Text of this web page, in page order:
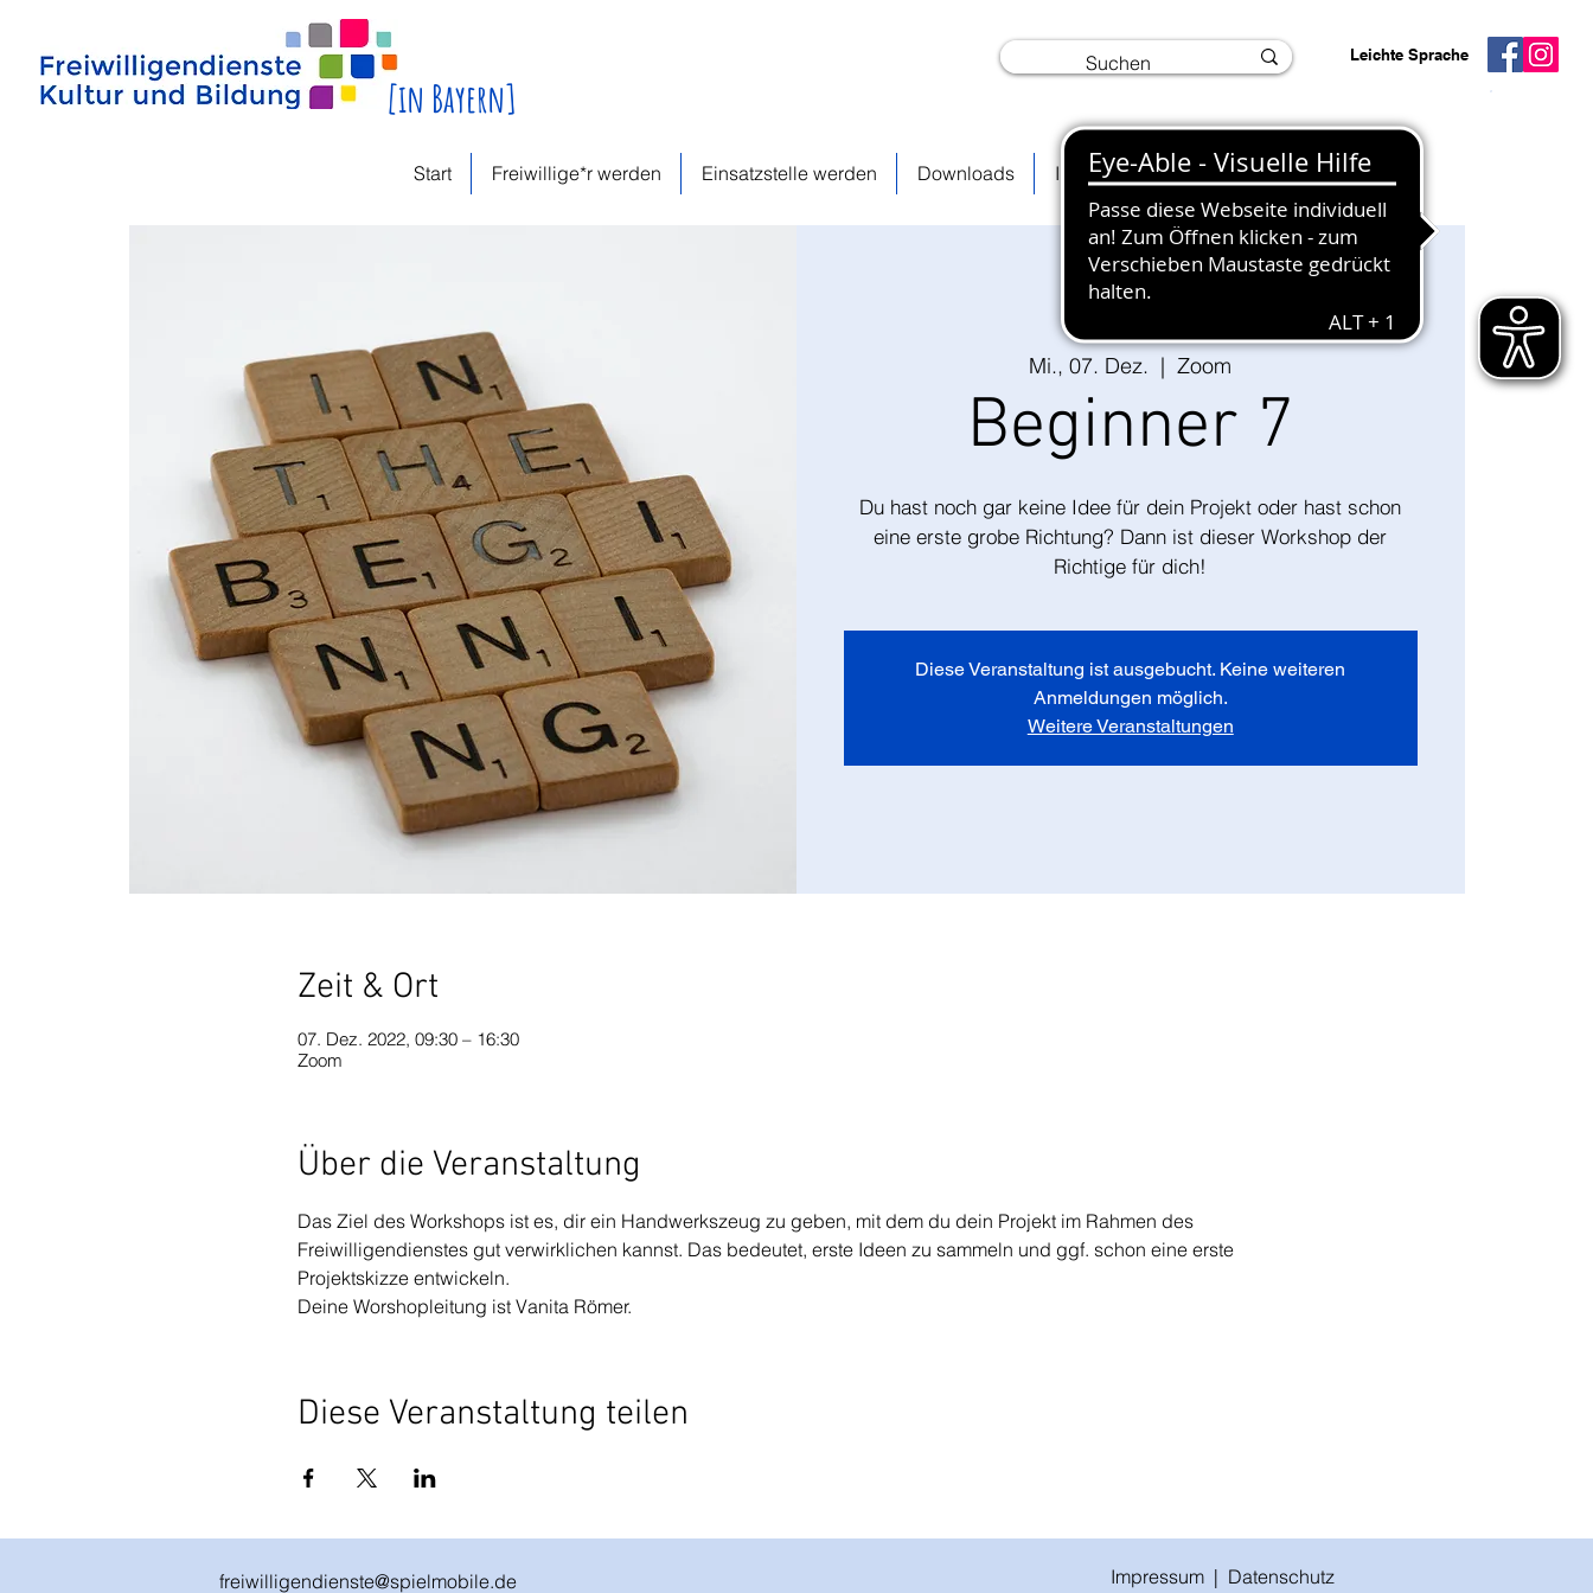
[in Bayern]
Leichte Sprache
Start Freiwillige*r werden Einsatzstelle werden Downloads Interner Bereich Info und Kontakt
Mi., 07. Dez.
  |
Zoom
Beginner 7
Du hast noch gar keine Idee für dein Projekt oder hast schon
eine erste grobe Richtung? Dann ist dieser Workshop der
Richtige für dich!
Diese Veranstaltung ist ausgebucht. Keine weiteren
Anmeldungen möglich.
Weitere Veranstaltungen
Zeit & Ort
07. Dez. 2022, 09:30 – 16:30
Zoom
Über die Veranstaltung
Das Ziel des Workshops ist es, dir ein Handwerkszeug zu geben, mit dem du dein Projekt im Rahmen des
Freiwilligendienstes gut verwirklichen kannst. Das bedeutet, erste Ideen zu sammeln und ggf. schon eine erste
Projektskizze entwickeln.
Deine Worshopleitung ist Vanita Römer.
Diese Veranstaltung teilen
freiwilligendienste@spielmobile.de Impressum | Datenschutz